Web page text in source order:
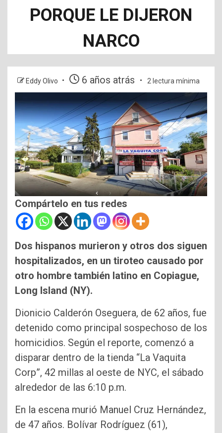
PORQUE LE DIJERON
NARCO
Eddy Olivo 6 años atrás 2 lectura mínima
Compártelo en tus redes
Dos hispanos murieron y otros dos siguen
hospitalizados, en un tiroteo causado por
otro hombre también latino en Copiague,
Long Island (NY).
Dionicio Calderón Oseguera, de 62 años, fue
detenido como principal sospechoso de los
homicidios. Según el reporte, comenzó a
disparar dentro de la tienda “La Vaquita
Corp”, 42 millas al oeste de NYC, el sábado
alrededor de las 6:10 p.m.
En la escena murió Manuel Cruz Hernández,
de 47 años. Bolívar Rodríguez (61),